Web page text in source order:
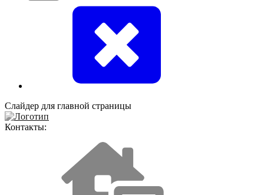
Слайдер для главной страницы
Контакты: